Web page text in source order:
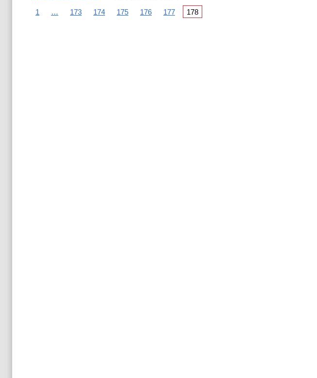
1 … 173 174 175 176 177 178